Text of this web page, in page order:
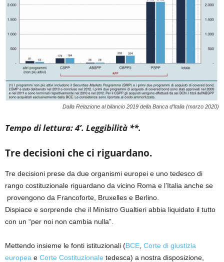
Dalla Relazione al bilancio 2019 della Banca d’Italia (marzo 2020)
Tempo di lettura: 4’. Leggibilità **.
Tre decisioni che ci riguardano.
Tre decisioni prese da due organismi europei e uno tedesco di
rango costituzionale riguardano da vicino Roma e l’Italia anche se
provengono da Francoforte, Bruxelles e Berlino.
Dispiace e sorprende che il Ministro Gualtieri abbia liquidato il tutto
con un “per noi non cambia nulla”.
Mettendo insieme le fonti istituzionali (BCE Corte di giustizia
europea e Corte Costituzionale tedesca) a nostra disposizione,